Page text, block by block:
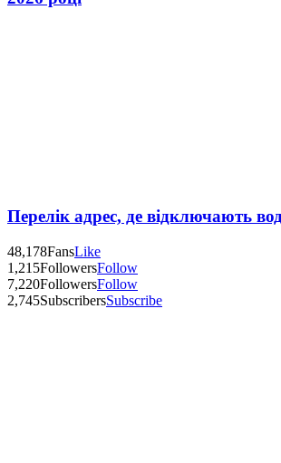
Перелік адрес, де відключають
48,178FansLike
1,215FollowersFollow
7,220FollowersFollow
2,745SubscribersSubscribe